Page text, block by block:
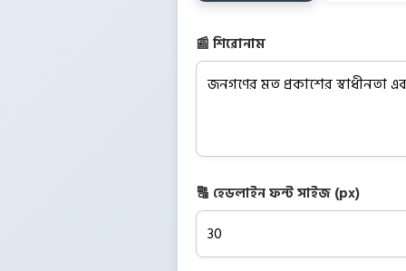
📰 শিরোনাম
🔠 হেডলাইন ফন্ট সাইজ (px)